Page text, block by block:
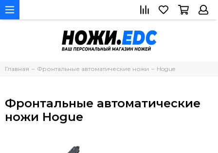
Главная Фронтальные автоматические ножи Hogue
Фронтальные автоматические
ножи Hogue